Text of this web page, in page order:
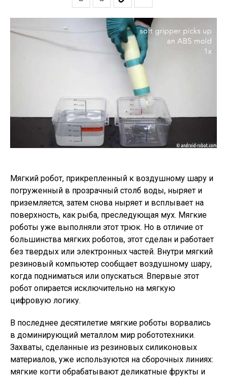
Мягкий робот, прикрепленный к воздушному шару и
погруженный в прозрачный столб воды, ныряет и
приземляется, затем снова ныряет и всплывает на
поверхность, как рыба, преследующая мух. Мягкие
роботы уже выполняли этот трюк. Но в отличие от
большинства мягких роботов, этот сделан и работает
без твердых или электронных частей. Внутри мягкий
резиновый компьютер сообщает воздушному шару,
когда подниматься или опускаться. Впервые этот
робот опирается исключительно на мягкую
цифровую логику.
В последнее десятилетие мягкие роботы ворвались
в доминирующий металлом мир робототехники.
Захваты, сделанные из резиновых силиконовых
материалов, уже используются на сборочных линиях:
мягкие когти обрабатывают деликатные фрукты и